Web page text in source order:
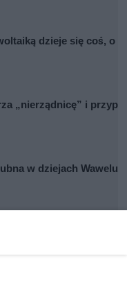
dzieje się coś, o
„nierządnicę” i
w dziejach